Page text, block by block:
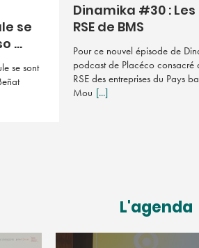
se
...
se sont
Dinamika #30 :
RSE de BMS
Pour ce nouvel épisode de
podcast de Placéco consacré
RSE des entreprises du Pays
Mou [...]
L'agenda